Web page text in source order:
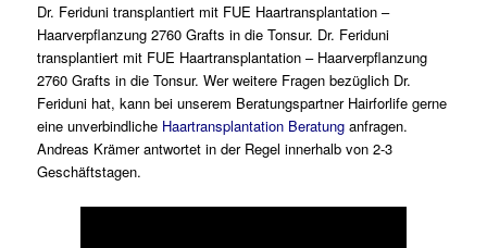
Dr. Feriduni transplantiert mit FUE Haartransplantation –
Haarverpflanzung 2760 Grafts in die Tonsur. Dr. Feriduni
transplantiert mit FUE Haartransplantation – Haarverpflanzung
2760 Grafts in die Tonsur. Wer weitere Fragen bezüglich Dr.
Feriduni hat, kann bei unserem Beratungspartner Hairforlife gerne
eine unverbindliche Haartransplantation Beratung anfragen.
Andreas Krämer antwortet in der Regel innerhalb von 2-3
Geschäftstagen.